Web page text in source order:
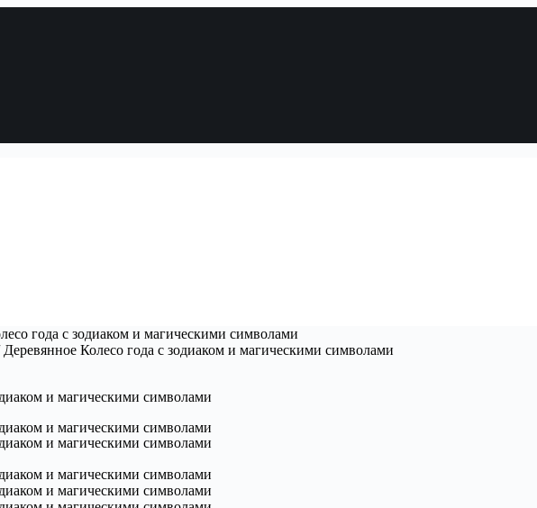
года с зодиаком и магическими символами
Деревянное Колесо года с зодиаком и магическими символами